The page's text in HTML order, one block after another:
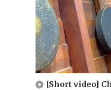
[Short video]